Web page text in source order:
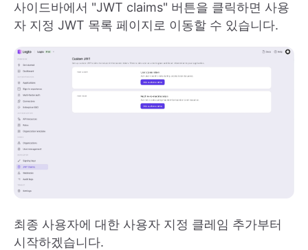
사이드바에서 "JWT claims" 버튼을 클릭하면 사용
자 지정 JWT 목록 페이지로 이동할 수 있습니다.
최종 사용자에 대한 사용자 지정 클레임 추가부터
시작하겠습니다.